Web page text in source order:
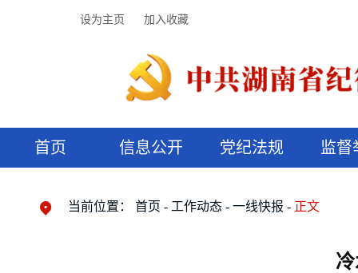
设为主页 加入收藏
首页 信息公开 党纪法规 监督
当前位置： 首页 工作动态 一线快报 正文